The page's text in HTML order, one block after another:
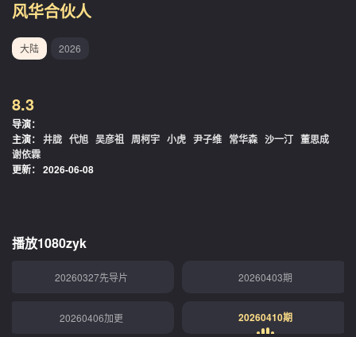
风华合伙人
大陆 2026
8.3
导演：
主演： 井胧 代旭 吴彦祖 周柯宇 小虎 尹子维 常华森 沙一汀 董思成
谢依霖
更新： 2026-06-08
播放1080zyk
20260327先导片 20260403期
20260406加更 20260410期